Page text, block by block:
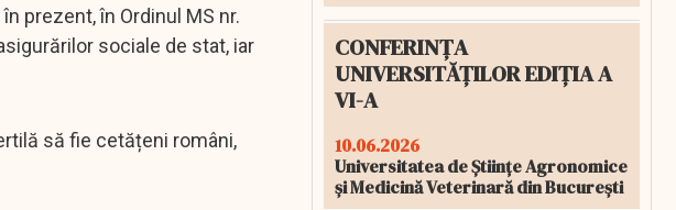
prezent, în Ordinul MS nr.
sociale de stat, iar
să fie cetățeni români,
CONFERINȚA
UNIVERSITĂȚILOR EDIȚIA A
VI-A
10.06.2026
Universitatea de Științe Agronomice
și Medicină Veterinară din București